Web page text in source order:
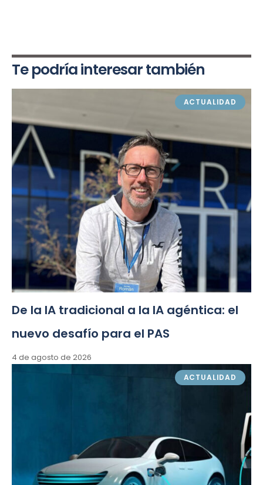
Te podría interesar también
ACTUALIDAD
De la IA tradicional a la IA agéntica: el
nuevo desafío para el PAS
4 de agosto de 2026
ACTUALIDAD